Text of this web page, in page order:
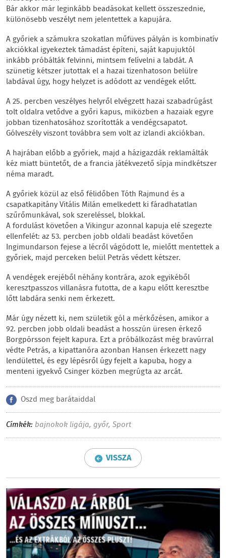
Bár akkor már leginkább beadásokat kellett összeszednie,
különösebb veszélyt nem jelentettek a kapujára.
A győriek a számukra szokatlan műfüves pályán is kombinatív
akciókkal igyekeztek támadást építeni, saját kapujuktól
inkább próbálták felvinni, mintsem felívelni a labdát. A
szünetig kétszer jutottak el a hazai tizenhatoson belülre
labdával úgy, hogy helyzet is adódott az vendégek előtt.
A 25. percben veszélyes helyről elvégzett hazai szabadrúgást
tolt oldalra vetődve a győri kapus, miközben a hazaiak egyre
jobban tizenhatosához szorították a vendégcsapatot.
Gólveszély viszont továbbra sem volt az izlandi akciókban.
A hajrában előbb a győriek, majd a házigazdák reklamálták
kéz miatt büntetőt, de a francia játékvezető sípja mindkétszer
néma maradt.
A győriek közül az első félidőben Tóth Rajmund és a
csapatkapitány Vitális Milán emelkedett ki fáradhatatlan
szűrőmunkával, sok szereléssel, blokkal.
A fordulást követően a Vikingur azonnal kapuja elé szegezte
ellenfelét: az 53. percben jobb oldali beadást követően
Ingimundarson fejese a lécről vágódott le, mielőtt mentettek a
győriek, majd perceken belül Petrás védett kétszer.
A vendégek erejéből néhány kontrára, azok egyikéből
keresztpasszos villanásra futotta, de a kapu előtt keresztbe
lőtt labdára senki nem érkezett.
Már úgy nézett ki, nem születik gól a mérkőzésen, amikor a
92. percben jobb oldali beadást a hosszún üresen érkező
Borgpórsson fejelt kapura. Ezt a próbálkozást még bravúrral
védte Petrás, a kipattanóra azonban Hansen érkezett nagy
lendülettel, és egy lépésről úgy fejelt a kapuba, hogy a
menteni igyekvő Csinger közben megrúgta az arcát.
Oszd meg barátaiddal
Címkék: bajnokok ligája, győr, Sport
VISSZA